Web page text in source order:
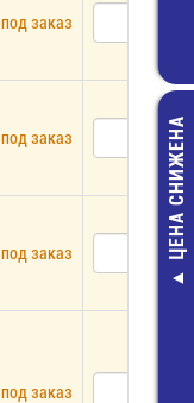
Драйвер
ЦЕНА СНИЖЕНА
под заказ
под заказ
под заказ
под заказ